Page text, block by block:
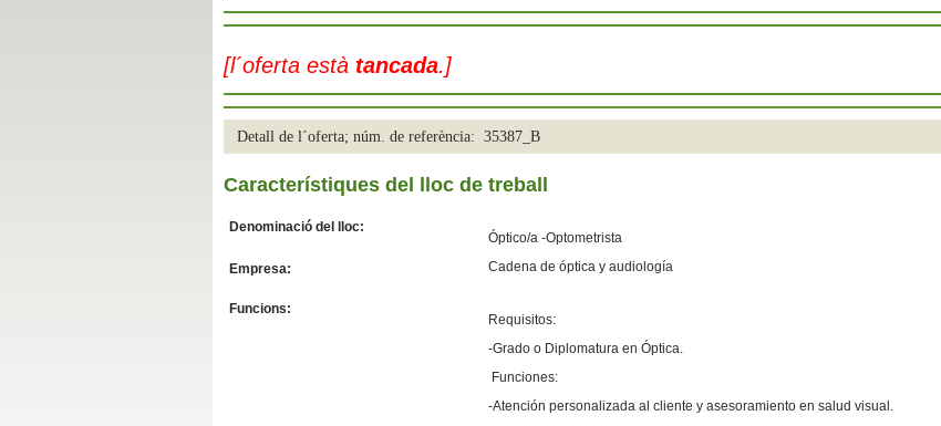
[l´oferta està tancada.]
Detall de l´oferta; núm. de referència: 35387_B
Característiques del lloc de treball
Denominació del lloc:
Óptico/a -Optometrista
Empresa:
Cadena de óptica y audiología
Funcions:
Requisitos:
-Grado o Diplomatura en Óptica.
Funciones:
-Atención personalizada al cliente y asesoramiento en salud visual.